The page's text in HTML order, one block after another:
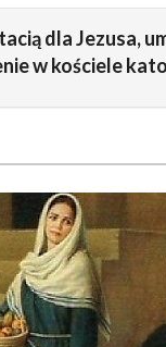
dla Jezusa,
w kościele